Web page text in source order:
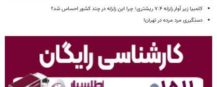
کلمبیا زیر آوار زلزله ۷.۴ ریشتری؛ چرا این زلزله در چند کشور احساس شد؟
دستگیری مرد مرده در تهران!